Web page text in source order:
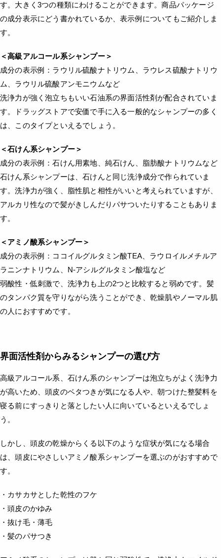
す。大きく3つの種類にわけることができます。商品パッケージ
の成分表示にどう書かれているか、表示例についてもご紹介しま
す。
＜高級アルコール系シャンプー＞
成分の表示例：ラウリル硫酸ナトリウム、ラウレス硫酸ナトリウ
ム、ラウリル硫酸アンモニウムなど
洗浄力が強く泡立ちもいい石油系の界面活性剤が配合されていま
す。ドラッグストアで安価で手に入る一般的なシャンプーの多く
は、このタイプといえるでしょう。
＜石けん系シャンプー＞
成分の表示例：石けん用素地、純石けん、脂肪酸ナトリウムなど
石けん系シャンプーは、石けんと同じ洗浄成分で作られていま
す。洗浄力が強く、脂性肌と相性がいいと考えられていますが、
アルカリ性なので髪がきしんだりパサついたりすることもありま
す。
＜アミノ酸系シャンプー＞
成分の表示例：ココイルグルタミン酸TEA、ラウロイルメチルア
ラニンナトリウム、N-アシルグルタミン酸塩など
弱酸性・低刺激で、洗浄力も上の2つと比較すると弱めです。髪
のタンパク質を守りながら洗うことができ、乾燥肌やノーマル肌
の人におすすめです。
界面活性剤からみるシャンプーの選び方
高級アルコール系、石けん系のシャンプーは泡立ちがよく洗浄力
が高いため、頭皮のベタつきが気になる人や、朝つけた整髪料を
寝る前にすっきりと落としたい人に向いているといえるでしょ
う。
しかし、頭皮の乾燥からくる以下のような症状が気になる場合
は、頭皮にやさしいアミノ酸系シャンプーを選ぶのがおすすめで
す。
・カサカサとした乾性のフケ
・頭皮のかゆみ
・抜け毛・薄毛
・髪のパサつき